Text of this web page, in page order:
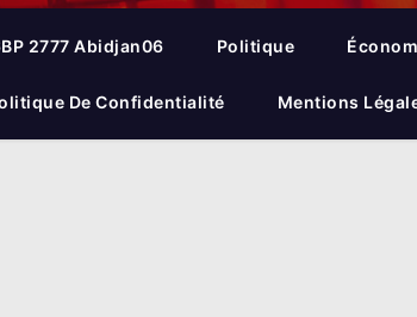
2777 Abidjan06 Politique
De Confidentialité Mentions